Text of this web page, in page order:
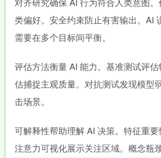
类偏好。安全约束防止有害输出。AI
需要在多个目标间平衡。
评估方法衡量 AI 能力。基准测试评
估捕捉主观质量。对抗测试发现模型
击场景。
可解释性帮助理解 AI 决策。特征重要
注意力可视化展示关注区域。概念瓶